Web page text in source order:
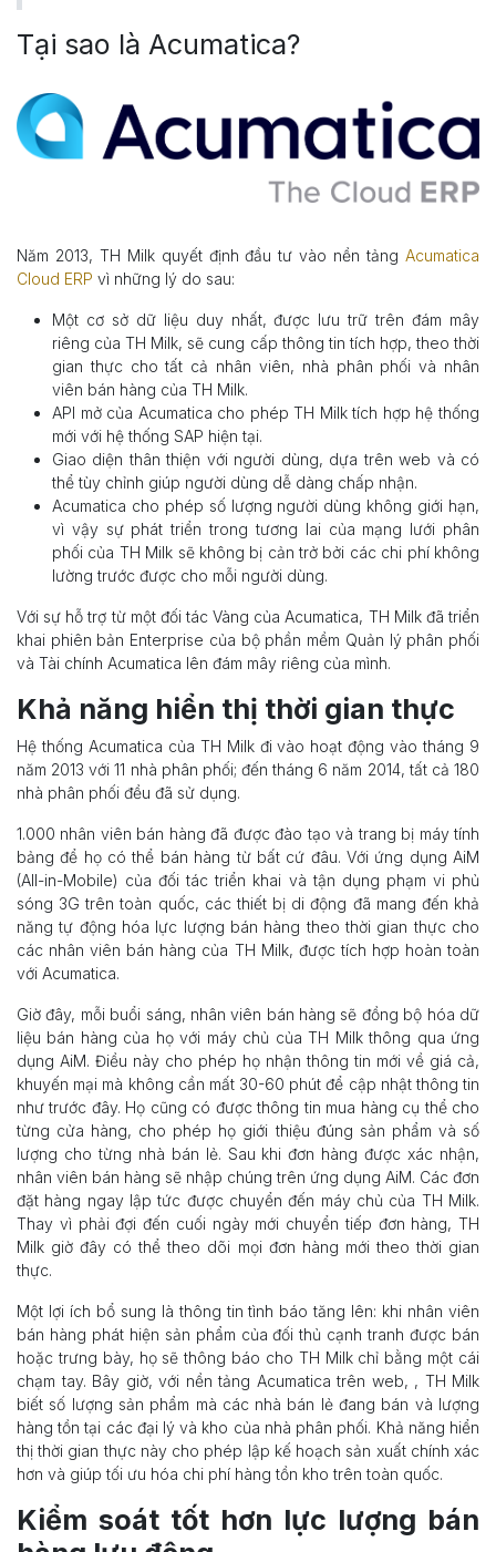
Tại sao là Acumatica?
Năm 2013, TH Milk quyết định đầu tư vào nền tảng Acumatica
Cloud ERP vì những lý do sau:
Một cơ sở dữ liệu duy nhất, được lưu trữ trên đám mây
riêng của TH Milk, sẽ cung cấp thông tin tích hợp, theo thời
gian thực cho tất cả nhân viên, nhà phân phối và nhân
viên bán hàng của TH Milk.
API mở của Acumatica cho phép TH Milk tích hợp hệ thống
mới với hệ thống SAP hiện tại.
Giao diện thân thiện với người dùng, dựa trên web và có
thể tùy chỉnh giúp người dùng dễ dàng chấp nhận.
Acumatica cho phép số lượng người dùng không giới hạn,
vì vậy sự phát triển trong tương lai của mạng lưới phân
phối của TH Milk sẽ không bị cản trở bởi các chi phí không
lường trước được cho mỗi người dùng.
Với sự hỗ trợ từ một đối tác Vàng của Acumatica, TH Milk đã triển
khai phiên bản Enterprise của bộ phần mềm Quản lý phân phối
và Tài chính Acumatica lên đám mây riêng của mình.
Khả năng hiển thị thời gian thực
Hệ thống Acumatica của TH Milk đi vào hoạt động vào tháng 9
năm 2013 với 11 nhà phân phối; đến tháng 6 năm 2014, tất cả 180
nhà phân phối đều đã sử dụng.
1.000 nhân viên bán hàng đã được đào tạo và trang bị máy tính
bảng để họ có thể bán hàng từ bất cứ đâu. Với ứng dụng AiM
(All-in-Mobile) của đối tác triển khai và tận dụng phạm vi phủ
sóng 3G trên toàn quốc, các thiết bị di động đã mang đến khả
năng tự động hóa lực lượng bán hàng theo thời gian thực cho
các nhân viên bán hàng của TH Milk, được tích hợp hoàn toàn
với Acumatica.
Giờ đây, mỗi buổi sáng, nhân viên bán hàng sẽ đồng bộ hóa dữ
liệu bán hàng của họ với máy chủ của TH Milk thông qua ứng
dụng AiM. Điều này cho phép họ nhận thông tin mới về giá cả,
khuyến mại mà không cần mất 30-60 phút để cập nhật thông tin
như trước đây. Họ cũng có được thông tin mua hàng cụ thể cho
từng cửa hàng, cho phép họ giới thiệu đúng sản phẩm và số
lượng cho từng nhà bán lẻ. Sau khi đơn hàng được xác nhận,
nhân viên bán hàng sẽ nhập chúng trên ứng dụng AiM. Các đơn
đặt hàng ngay lập tức được chuyển đến máy chủ của TH Milk.
Thay vì phải đợi đến cuối ngày mới chuyển tiếp đơn hàng, TH
Milk giờ đây có thể theo dõi mọi đơn hàng mới theo thời gian
thực.
Một lợi ích bổ sung là thông tin tình báo tăng lên: khi nhân viên
bán hàng phát hiện sản phẩm của đối thủ cạnh tranh được bán
hoặc trưng bày, họ sẽ thông báo cho TH Milk chỉ bằng một cái
chạm tay. Bây giờ, với nền tảng Acumatica trên web, , TH Milk
biết số lượng sản phẩm mà các nhà bán lẻ đang bán và lượng
hàng tồn tại các đại lý và kho của nhà phân phối. Khả năng hiển
thị thời gian thực này cho phép lập kế hoạch sản xuất chính xác
hơn và giúp tối ưu hóa chi phí hàng tồn kho trên toàn quốc.
Kiểm soát tốt hơn lực lượng bán